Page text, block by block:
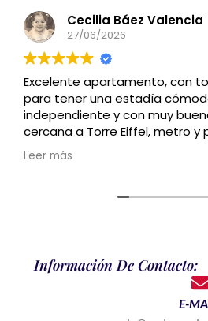
Cecilia Báez Valencia
27/06/2026
Excelente apartamento, con
para tener una estadía
independiente y con muy
cercana a Torre Eiffel, metro y
Recomendado
Leer más
Información De Contacto:
E-